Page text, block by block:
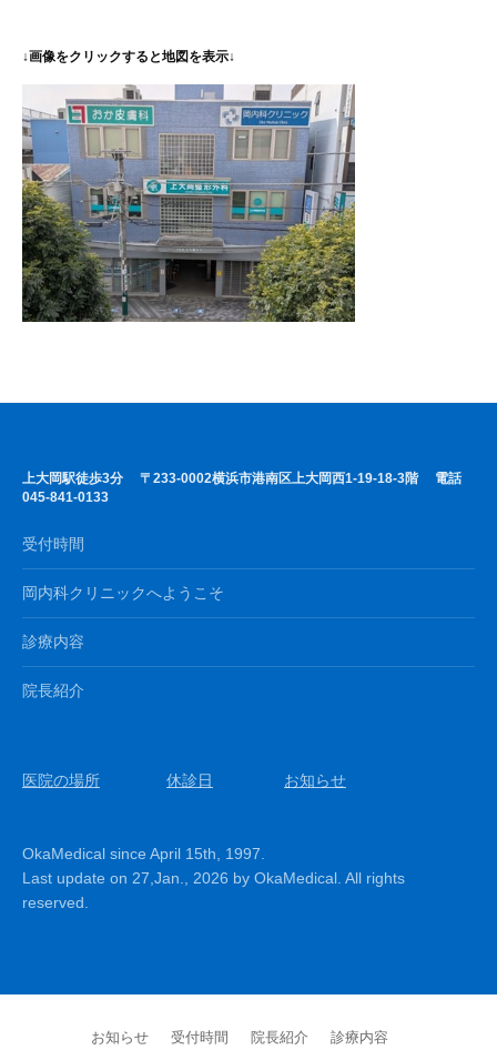
↓画像をクリックすると地図を表示↓
上大岡駅徒歩3分 〒233-0002横浜市港南区上大岡西1-19-18-3階 電話
045-841-0133
受付時間
岡内科クリニックへようこそ
診療内容
院長紹介
医院の場所 休診日 お知らせ
OkaMedical since April 15th, 1997.
Last update on 27,Jan., 2026 by OkaMedical. All rights
reserved.
お知らせ 受付時間 院長紹介 診療内容